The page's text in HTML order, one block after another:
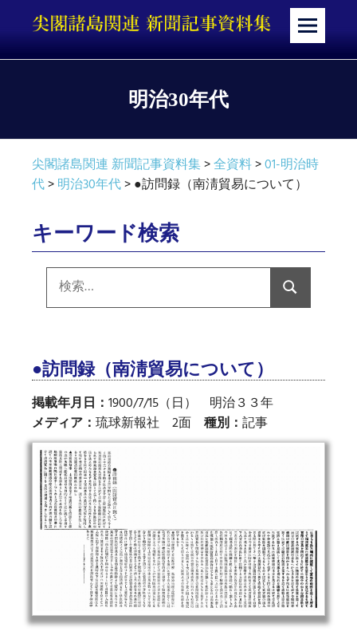
テ
メ
明治30年代
尖閣諸島関連 新聞記事資料集>全資料>01-明治時
代>明治30年代>●訪問録（南淸貿易について）
キーワード検索
索:
検
索
●訪問録（南淸貿易について）
掲載年月日： 1900/7/15（日） 明治３３年
メディア： 琉球新報社 2面 種別： 記事